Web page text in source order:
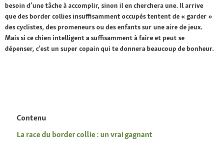
besoin d’une tâche à accomplir, sinon il en cherchera une. Il arrive
que des border collies insuffisamment occupés tentent de « garder »
des cyclistes, des promeneurs ou des enfants sur une aire de jeux.
Mais si ce chien intelligent a suffisamment à faire et peut se
dépenser, c’est un super copain qui te donnera beaucoup de bonheur.
Contenu
La race du border collie : un vrai gagnant